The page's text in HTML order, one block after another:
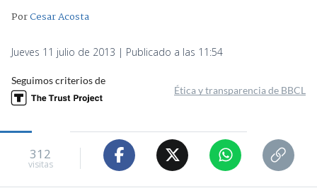
PorCesar Acosta
Jueves 11 julio de 2013 | Publicado a las 11:54
Seguimos criterios de
Ética y transparencia de BBCL
312
visitas